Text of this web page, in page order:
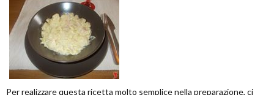
Per realizzare questa ricetta molto semplice nella preparazione, ci